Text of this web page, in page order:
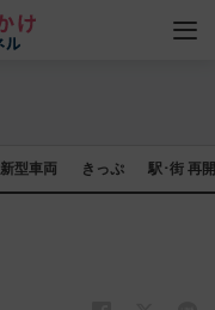
新型車両 きっぷ 駅･街 再